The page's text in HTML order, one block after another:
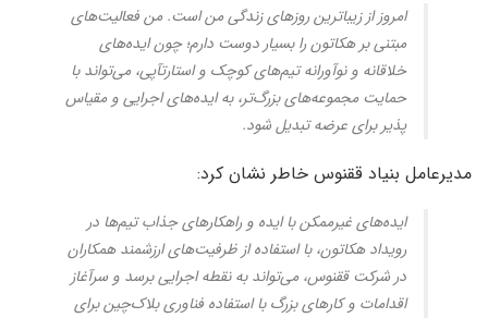
امروز از زیباترین روزهای زندگی من است. من فعالیت‌های
مبتنی بر هکاتون را بسیار دوست دارم؛ چون ایده‌های
خلاقانه و نوآورانه تیم‌‎های کوچک و استارتآپی، می‌تواند با
حمایت مجموعه‌های بزرگ‌تر، به ایده‌های اجرایی و مقیاس
پذیر برای عرضه تبدیل شود.
مدیرعامل بنیاد ققنوس خاطر نشان کرد:
ایده‌های غیرممکن با ایده و راهکارهای جذاب تیم‌ها در
رویداد هکاتون، با استفاده از ظرفیت‌های ارزشمند همکاران
در شرکت ققنوس، می‌تواند به نقطه اجرایی برسد و سرآغاز
اقدامات و کارهای بزرگ با استفاده فناوری بلاک‌چین برای